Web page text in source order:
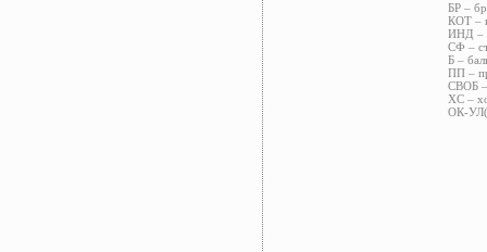
БР –
КОТ –
ИНД –
СФ –
Б –
ПП –
СВОБ –
ХС –
ОК-